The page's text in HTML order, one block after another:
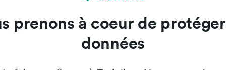
prenons à coeur de
données